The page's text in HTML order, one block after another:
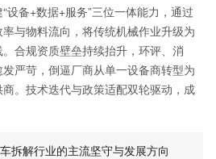
设备+数据+服务”三位一体能力，通过
与物料流向，将传统机械作业升级为
合规资质壁垒持续抬升，环评、消
严苛，倒逼厂商从单一设备商转型为
。技术迭代与政策适配双轮驱动，成
拆解行业的主流坚守与发展方向